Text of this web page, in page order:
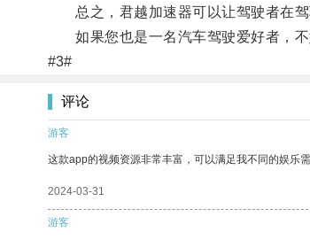
总之，君越加速器可以让驾驶者在驾
如果您也是一名汽车驾驶爱好者，不
#3#
评论
游客
这款app的视频资源非常丰富，可以满足我不同的娱乐需
2024-03-31
游客